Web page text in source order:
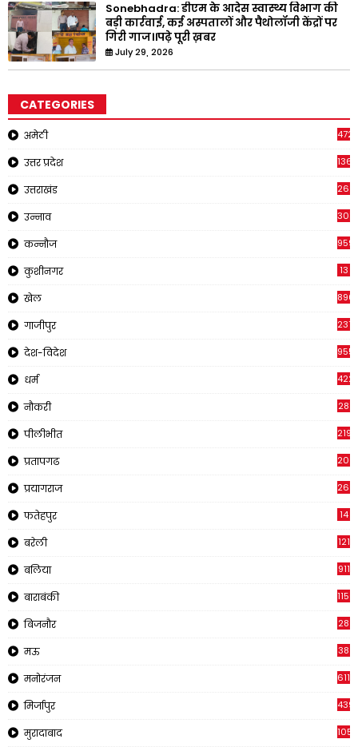
Sonebhadra: डीएम के आदेस स्वास्थ्य विभाग की
बड़ी कार्रवाई, कई अस्पतालों और पैथोलॉजी केंद्रों पर
गिरी गाज।।पढ़े पूरी ख़बर
July 29, 2026
CATEGORIES
अमेठी 4721
उत्तर प्रदेश 1368
उत्तराखंड
उन्नाव 308
कन्नौज 959
कुशीनगर 13
खेल 890
गाजीपुर 237
देश-विदेश 955
धर्म 422
नौकरी 28
पीलीभीत 2195
प्रतापगढ
प्रयागराज 269
फतेहपुर 14
बरेली 121
बलिया 911
बाराबंकी 1150
बिजनौर 28
मऊ 38
मनोरंजन 611
मिर्जापुर 439
मुरादाबाद 1054